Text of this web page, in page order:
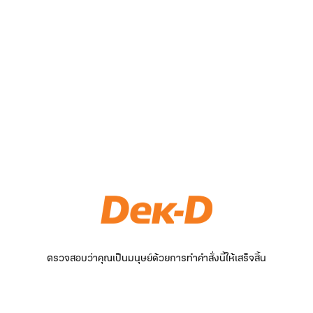
ตรวจสอบว่าคุณเป็นมนุษย์ด้วยการทำคำสั่งนี้ให้เสร็จสิ้น